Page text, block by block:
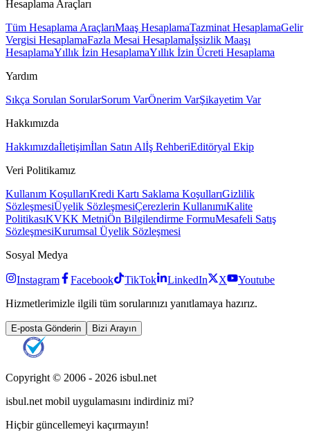
Hesaplama Araçları
Tüm Hesaplama AraçlarıMaaş HesaplamaTazminat HesaplamaGelir
Vergisi HesaplamaFazla Mesai Hesaplamaİşsizlik Maaşı
HesaplamaYıllık İzin HesaplamaYıllık İzin Ücreti Hesaplama
Yardım
Sıkça Sorulan SorularSorum VarÖnerim VarŞikayetim Var
Hakkımızda
Hakkımızdaİletişimİlan Satın Alİş RehberiEditöryal Ekip
Veri Politikamız
Kullanım KoşullarıKredi Kartı Saklama KoşullarıGizlilik
SözleşmesiÜyelik SözleşmesiÇerezlerin KullanımıKalite
PolitikasıKVKK MetniÖn Bilgilendirme FormuMesafeli Satış
SözleşmesiKurumsal Üyelik Sözleşmesi
Sosyal Medya
Instagram Facebook TikTok LinkedIn X
Youtube
Hizmetlerimizle ilgili tüm sorularınızı yanıtlamaya hazırız.
E-posta Gönderin Bizi Arayın
Copyright © 2006 - 2026 isbul.net
isbul.net mobil uygulamasını indirdiniz mi?
Hiçbir güncellemeyi kaçırmayın!